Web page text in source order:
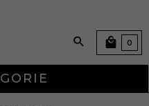
0